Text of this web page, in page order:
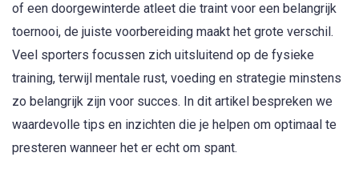
of een doorgewinterde atleet die traint voor een belangrijk
toernooi, de juiste voorbereiding maakt het grote verschil.
Veel sporters focussen zich uitsluitend op de fysieke
training, terwijl mentale rust, voeding en strategie minstens
zo belangrijk zijn voor succes. In dit artikel bespreken we
waardevolle tips en inzichten die je helpen om optimaal te
presteren wanneer het er echt om spant.